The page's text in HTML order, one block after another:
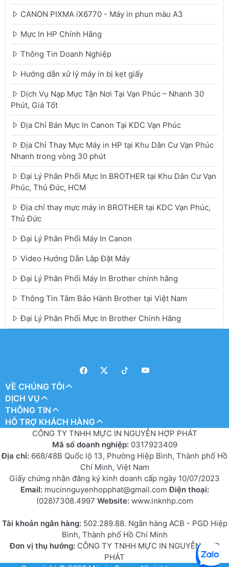
CANON PIXMA iX6770 - Máy in phun màu A3
Mực In HP Chính Hãng
Thông Tin Doanh Nghiệp
Hướng dẫn xử lý máy in bị kẹt giấy
Dịch Vụ Nạp Mực Tận Nơi Tại Vạn Phúc – Nhanh 30
Phút, Giá Tốt
Địa Chỉ Bán Mực In Canon Tại KDC Vạn Phúc
Địa Chỉ Thay Mực Máy in HP tại Khu Dân Cư Vạn Phúc
Nhanh trong vòng 30 phút
Đại Lý Phân Phối Mực In BROTHER tại Khu Dân Cư Vạn
Phúc, Thủ Đức, HCM
Địa chỉ thay mực máy in BROTHER tại KDC Vạn Phúc,
Thủ Đức
Đại Lý Phân Phối Máy In Canon
Video Hướng Dẫn Lắp Đặt Máy
Đại Lý Phân Phối Máy In Brother chính hãng
Thông Tin Tâm Bảo Hành Brother tại Việt Nam
Đại Lý Phân Phối Mực In Brother Chính Hãng
VỀ CHÚNG TÔI
DỊCH VỤ
THÔNG TIN
HỖ TRỢ KHÁCH HÀNG
CÔNG TY TNHH MỰC IN NGUYỄN HỢP PHÁT
Mã số doanh nghiệp: 0317923409
Địa chỉ: 668/48B Quốc lộ 13, Phường Hiệp Bình, Thành phố Hồ
Chí Minh, Việt Nam
Giấy chứng nhận đăng ký kinh doanh cấp ngày 10/07/2023
Email: mucinnguyenhopphat@gmail.comĐiện thoại:
(028)7308.4997 Website: www.inknhp.com
Tài khoản ngân hàng: 502.289.88. Ngân hàng ACB - PGD Hiệp
Bình, Thành phố Hồ Chí Minh
Đơn vị thụ hưởng:CÔNG TY TNHH MỰC IN NGUYỄN HỢP
PHÁT